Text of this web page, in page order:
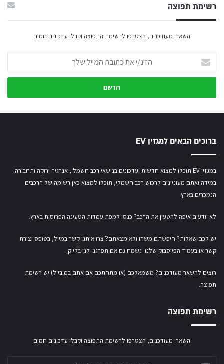
רשימת תפוצה
השארו מעודכנים, הצטרפו לרשימת התפוצה וקבלו עדכונים חמים
את
כתובת
שלך
ברוכים הבאים למגזין EV
במגזין EV תוכלו למצוא חדשות ועדכונים בנושאי רכב חשמלי, אנרגיה ירוקה ותחבורה.
במידה ואתם מעוניינים לרכוש רכב חשמלי, תוכלו למצוא כאן רשימה של הרכבים
הנמכרים בארץ.
לא יודעים איפה להטעין את הרכב? כנסו למפת עמדות הטעינה הפרוסות בארץ.
יש לכם שאלות? חיפשתם משהו ולא מצאתם?ֿ צרו איתנו קשר במייל, בטופס יצירת
קשראובעמוד הפייסבוק שלנו. נשמח גם אם תפרגנו לנו בלייק.
רוצים להשאר מעודכנים? משמאלכם (או מתחתכם אם אתם במובייל) יש רשימת
תפוצה.
רשימת תפוצה
השארו מעודכנים, הצטרפו לרשימת התפוצה וקבלו עדכונים חמים